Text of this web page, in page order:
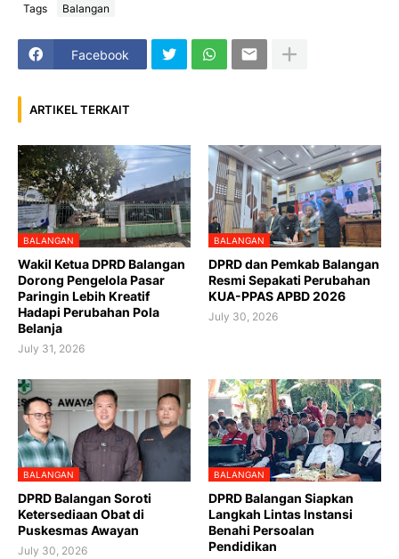
Tags Balangan
Facebook
ARTIKEL TERKAIT
BALANGAN
Wakil Ketua DPRD Balangan
Dorong Pengelola Pasar
Paringin Lebih Kreatif
Hadapi Perubahan Pola
Belanja
July 31, 2026
BALANGAN
DPRD dan Pemkab Balangan
Resmi Sepakati Perubahan
KUA-PPAS APBD 2026
July 30, 2026
BALANGAN
DPRD Balangan Soroti
Ketersediaan Obat di
Puskesmas Awayan
July 30, 2026
BALANGAN
DPRD Balangan Siapkan
Langkah Lintas Instansi
Benahi Persoalan
Pendidikan